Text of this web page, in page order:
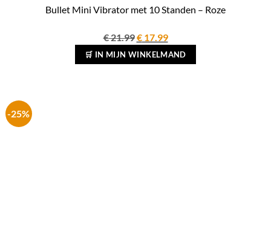
Bullet Mini Vibrator met 10 Standen – Roze
€21.99Oorspronkelijke
prijs
was:
€17.99Huidige
prijs
is:
🛒 IN MIJN WINKELMAND
-25%